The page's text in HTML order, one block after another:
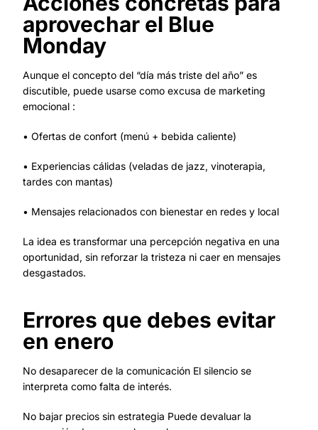
aprovechar el Blue
Monday
Aunque el concepto del “día más triste del año” es
discutible, puede usarse como excusa de marketing
emocional :
• Ofertas de confort (menú + bebida caliente)
• Experiencias cálidas (veladas de jazz, vinoterapia,
tardes con mantas)
• Mensajes relacionados con bienestar en redes y local
La idea es transformar una percepción negativa en una
oportunidad, sin reforzar la tristeza ni caer en mensajes
desgastados.
Errores que debes evitar
en enero
No desaparecer de la comunicación El silencio se
interpreta como falta de interés.
No bajar precios sin estrategia Puede devaluar la